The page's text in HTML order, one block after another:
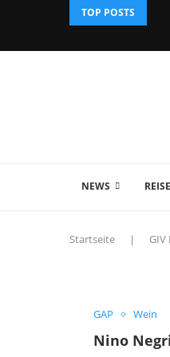
TOP POSTS
NEWS REISE
Startseite |
GAP Wein
Nino